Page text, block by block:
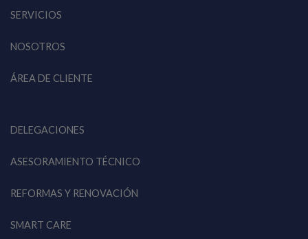
SERVICIOS
NOSOTROS
ÁREA DE CLIENTE
DELEGACIONES
ASESORAMIENTO TÉCNICO
REFORMAS Y RENOVACIÓN
SMART CARE